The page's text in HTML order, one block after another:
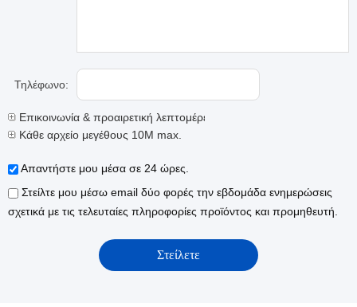
Τηλέφωνο:
Επικοινωνία & προαιρετική λεπτομέρειες
Κάθε αρχείο μεγέθους 10M max.
Απαντήστε μου μέσα σε 24 ώρες.
Στείλτε μου μέσω email δύο φορές την εβδομάδα ενημερώσεις
σχετικά με τις τελευταίες πληροφορίες προϊόντος και προμηθευτή.